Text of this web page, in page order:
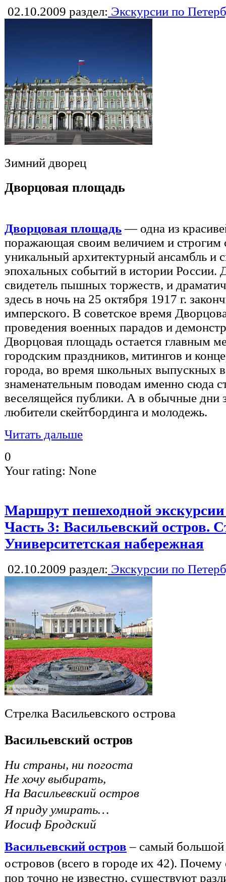
02.10.2009 раздел: Экскурсии по
Зимний дворец
Дворцовая площадь
Дворцовая площадь— одна из
поражающая своим величием и строгим
уникальный архитектурный ансамбль и
эпохальных событий в истории России.
свидетель пышных торжеств, и
здесь в ночь на 25 октября 1917 г.
имперского. В советское время
проведения военных парадов и
Дворцовая площадь остается главным
городским праздников, митингов и
города, во время школьных выпускных
знаменательным поводам именно сюда
веселящейся публики. А в обычные дни
любители скейтбординга и молодежь.
Читать дальше
0
Your rating: None
Маршрут пешеходной экскурсии
Часть 3: Васильевский остров.
Университетская набережная
02.10.2009 раздел: Экскурсии по
Стрелка Васильевского острова
Васильевский остров
Ни страны, ни погоста
Не хочу выбирать,
На Васильевский остров
Я приду умирать…
Иосиф Бродский
Васильевский остров – самый большой
островов (всего в городе их 42).
пор точно не известно, существуют